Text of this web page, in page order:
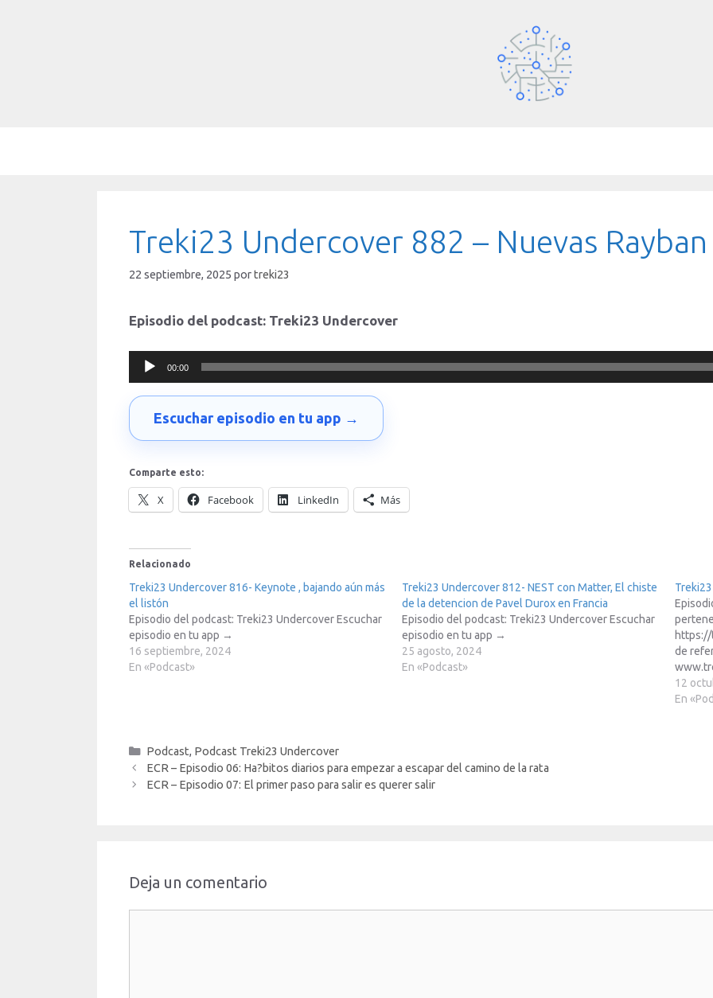
Treki23 Undercover 882 – Nuevas
22 septiembre, 2025 portreki23
Episodio del podcast: Treki23 Undercover
Reproductor
de
audio
00:00
Escuchar episodio en tu app →
Comparte esto:
X Facebook LinkedIn Más
Relacionado
Treki23 Undercover 816- Keynote , bajando aún más
el listón
Episodio del podcast: Treki23 Undercover Escuchar
episodio en tu app →
16 septiembre, 2024
En «Podcast»
Treki23 Undercover 812- NEST con Matter, El chiste
de la detencion de Pavel Durox en Francia
Episodio del podcast: Treki23 Undercover Escuchar
episodio en tu app →
25 agosto, 2024
En «Podcast»
https://
de
de
12
En
Categorías
Podcast, Podcast Treki23 Undercover
ECR – Episodio 06: Ha?bitos diarios para empezar a escapar del camino de la rata
ECR – Episodio 07: El primer paso para salir es querer salir
Deja un comentario